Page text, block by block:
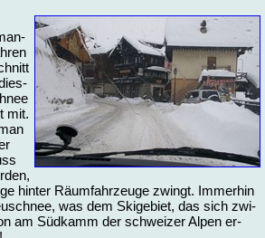
mit.
hin­ter Räum­fahr­zeu­ge zwingt. Im­mer­hin
was dem Ski­ge­biet, das sich zwi­
am Süd­kamm der schwei­zer Al­pen er­